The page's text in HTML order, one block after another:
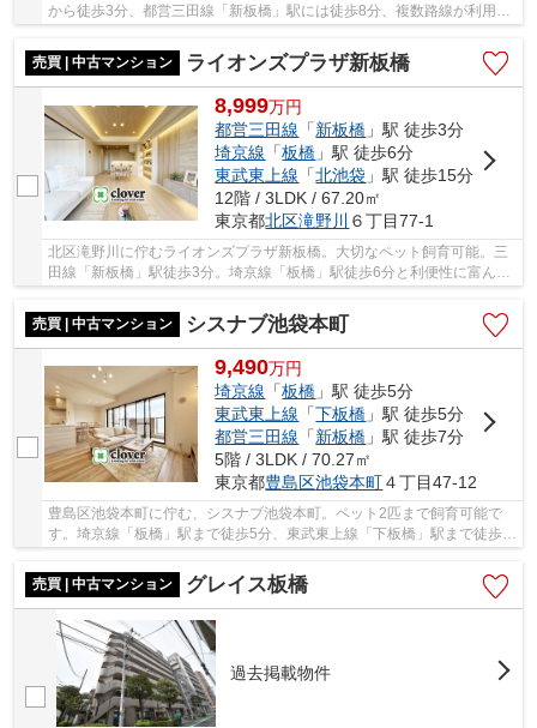
から徒歩3分、都営三田線「新板橋」駅には徒歩8分、複数路線が利用可
能な立地です。マルエツをはじめ、スーパーや...
売買 | 中古マンション
ライオンズプラザ新板橋
8,999万円
都営三田線 「新板橋 」駅 徒歩3分
埼京線 「板橋 」駅 徒歩6分
東武東上線 「北池袋 」駅 徒歩15分
12階 / 3LDK / 67.20㎡
東京都北区滝野川 ６丁目77-1
北区滝野川に佇むライオンズプラザ新板橋。大切なペット飼育可能。三
田線「新板橋」駅徒歩3分。埼京線「板橋」駅徒歩6分と利便性に富んだ
立地です。周辺には買い物施設や飲食店、病院...
売買 | 中古マンション
シスナブ池袋本町
9,490万円
埼京線 「板橋 」駅 徒歩5分
東武東上線 「下板橋 」駅 徒歩5分
都営三田線 「新板橋 」駅 徒歩7分
5階 / 3LDK / 70.27㎡
東京都豊島区池袋本町４丁目47-12
豊島区池袋本町に佇む、シスナブ池袋本町。ペット2匹まで飼育可能で
す。埼京線「板橋」駅まで徒歩5分、東武東上線「下板橋」駅まで徒歩5
分、都営三田線「新板橋」駅まで徒歩7分の立地...
売買 | 中古マンション
グレイス板橋
過去掲載物件